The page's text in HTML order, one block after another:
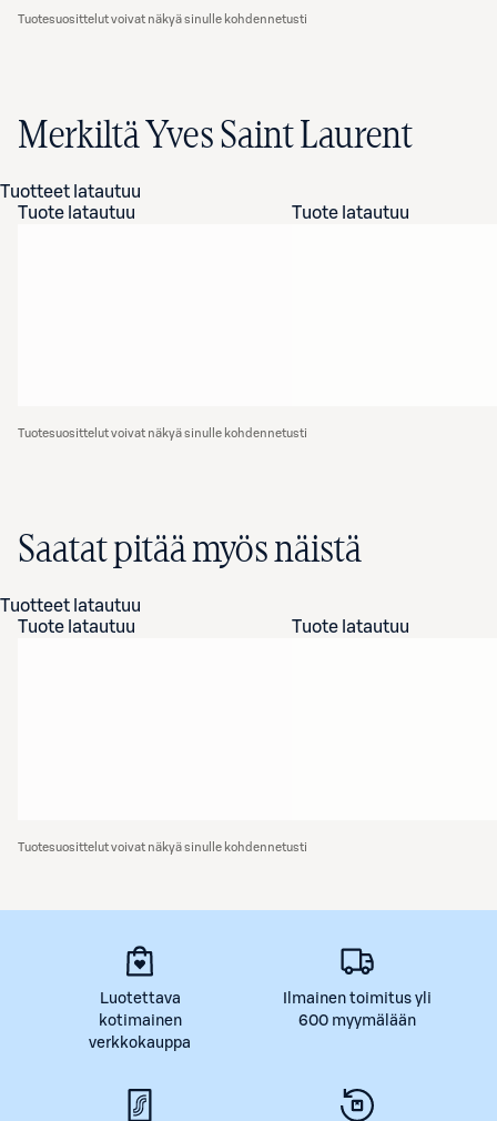
Tuotesuosittelut voivat näkyä sinulle kohdennetusti
Merkiltä Yves Saint Laurent
Tuotteet latautuu
Tuote latautuu
Tuote latautuu
Tuotesuosittelut voivat näkyä sinulle kohdennetusti
Saatat pitää myös näistä
Tuotteet latautuu
Tuote latautuu
Tuote latautuu
Tuotesuosittelut voivat näkyä sinulle kohdennetusti
Luotettava
kotimainen
verkkokauppa
Ilmainen toimitus yli
600 myymälään